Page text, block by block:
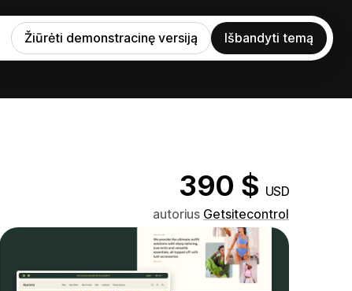
Žiūrėti demonstracinę versiją Išbandyti temą
390 $ USD
autorius Getsitecontrol